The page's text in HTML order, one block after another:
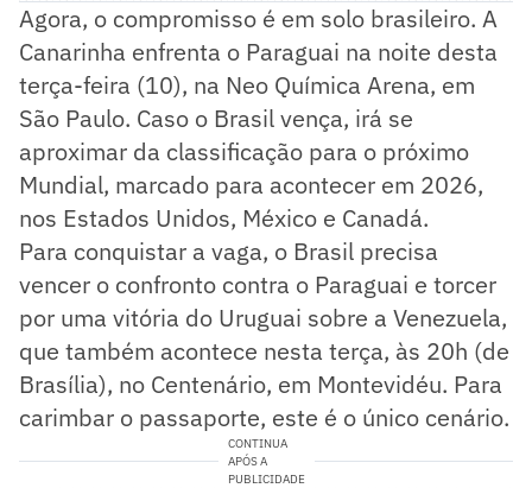
Agora, o compromisso é em solo brasileiro. A
Canarinha enfrenta o Paraguai na noite desta
terça-feira (10), na Neo Química Arena, em
São Paulo. Caso o Brasil vença, irá se
aproximar da classificação para o próximo
Mundial, marcado para acontecer em 2026,
nos Estados Unidos, México e Canadá.
Para conquistar a vaga, o Brasil precisa
vencer o confronto contra o Paraguai e torcer
por uma vitória do Uruguai sobre a Venezuela,
que também acontece nesta terça, às 20h (de
Brasília), no Centenário, em Montevidéu. Para
carimbar o passaporte, este é o único cenário.
CONTINUA
APÓS A
PUBLICIDADE